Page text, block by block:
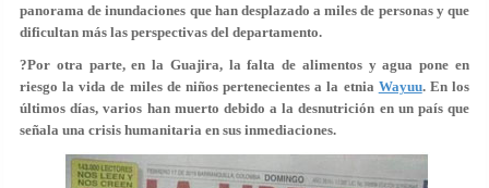
panorama de inundaciones que han desplazado a miles de personas y que
dificultan más las perspectivas del departamento.
?Por otra parte, en la Guajira, la falta de alimentos y agua pone en
riesgo la vida de miles de niños pertenecientes a la etnia Wayuu. En los
últimos días, varios han muerto debido a la desnutrición en un país que
señala una crisis humanitaria en sus inmediaciones.